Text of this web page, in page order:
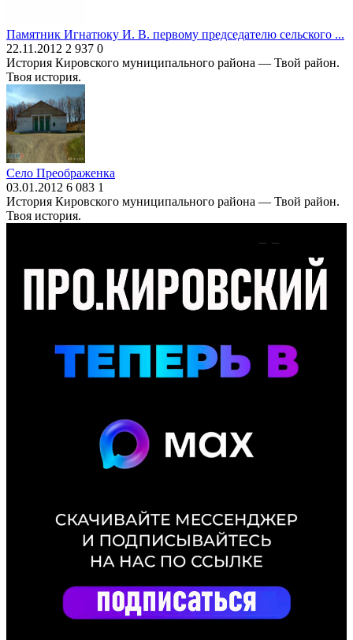
Памятник Игнатюку И. В. первому председателю сельского ...
22.11.2012 2 937 0
История Кировского муниципального района — Твой район.
Твоя история.
Село Преображенка
03.01.2012 6 083 1
История Кировского муниципального района — Твой район.
Твоя история.